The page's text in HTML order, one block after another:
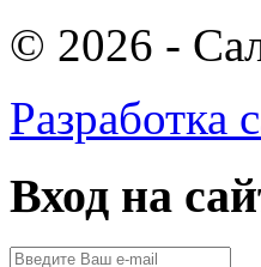
© 2026 -
Разработка
Вход на